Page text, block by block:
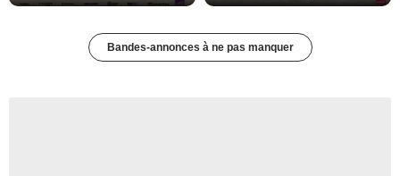
Bandes-annonces à ne pas manquer